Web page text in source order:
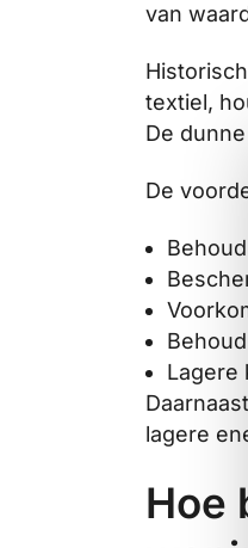
van
textiel,
De
De
Lagere
lagere
Hoe